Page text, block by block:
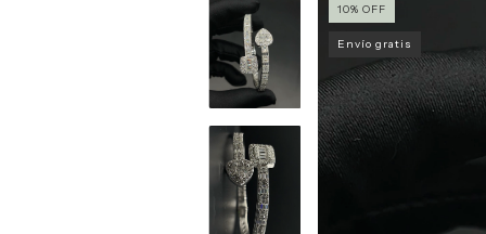
10% OFF
Envío gratis